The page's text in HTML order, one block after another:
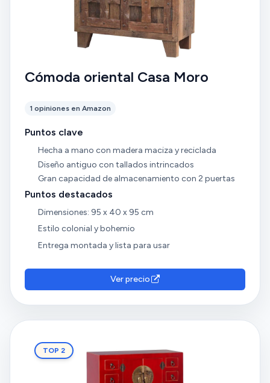
Cómoda oriental Casa Moro
1 opiniones en Amazon
Puntos clave
Hecha a mano con madera maciza y reciclada
Diseño antiguo con tallados intrincados
Gran capacidad de almacenamiento con 2 puertas
Puntos destacados
Dimensiones: 95 x 40 x 95 cm
Estilo colonial y bohemio
Entrega montada y lista para usar
Ver precio
TOP 2